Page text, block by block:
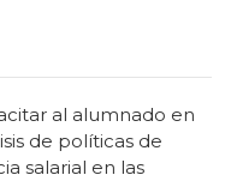
al alumnado en
de políticas de
salarial en las